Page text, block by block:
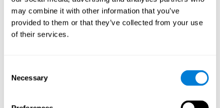
may combine it with other information that you’ve
provided to them or that they’ve collected from your use
of their services.
Selection
Necessary
¿El entrenamiento cognitivo mejora la
movilidad, mejora la cognición y promueve la
Marusic, U., Verghese, J., & Mahoney, J. R. (2022). Does Cognitive